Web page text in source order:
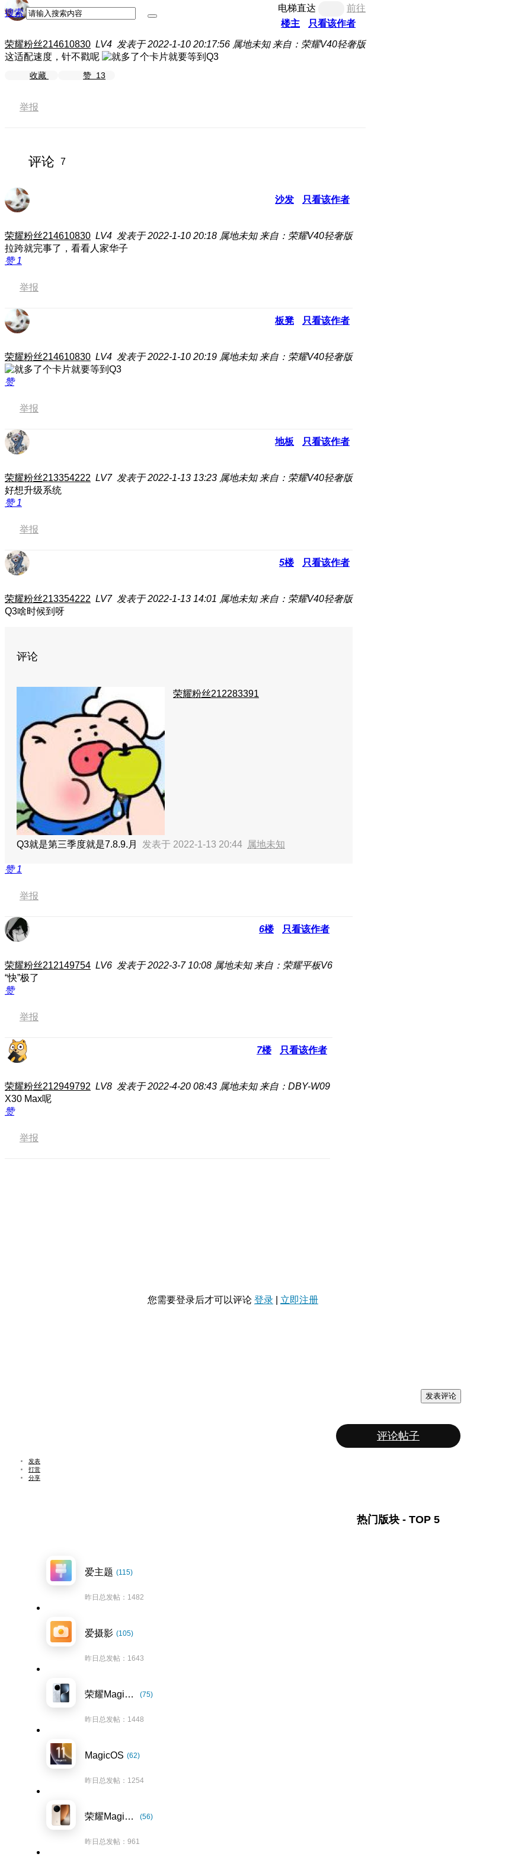
搜索 电梯直达
前往
楼主
只看该作者
荣耀粉丝214610830 LV4 发表于 2022-1-10 20:17:56 属地未知 来自：荣耀V40轻奢版
这适配速度，针不戳呢
收藏 赞 13
举报
评论 7
沙发 只看该作者
荣耀粉丝214610830 LV4 发表于 2022-1-10 20:18 属地未知 来自：荣耀V40轻奢版
拉跨就完事了，看看人家华子
赞1
举报
板凳 只看该作者
荣耀粉丝214610830 LV4 发表于 2022-1-10 20:19 属地未知 来自：荣耀V40轻奢版
赞
举报
地板 只看该作者
荣耀粉丝213354222 LV7 发表于 2022-1-13 13:23 属地未知 来自：荣耀V40轻奢版
好想升级系统
赞1
举报
5楼 只看该作者
荣耀粉丝213354222 LV7 发表于 2022-1-13 14:01 属地未知 来自：荣耀V40轻奢版
Q3啥时候到呀
评论
荣耀粉丝212283391
Q3就是第三季度就是7.8.9.月 发表于 2022-1-13 20:44 属地未知
赞1
举报
6楼 只看该作者
荣耀粉丝212149754 LV6 发表于 2022-3-7 10:08 属地未知 来自：荣耀平板V6
“快”极了
赞
举报
7楼 只看该作者
荣耀粉丝212949792 LV8 发表于 2022-4-20 08:43 属地未知 来自：DBY-W09
X30 Max呢
赞
举报
您需要登录后才可以评论 登录 立即注册
发表评论
评论帖子
发表
打赏
分享
热门版块 - TOP 5
爱主题 (115)
昨日总发帖：1482
爱摄影 (105)
昨日总发帖：1643
荣耀Magic7系列 (75)
昨日总发帖：1448
MagicOS (62)
昨日总发帖：1254
荣耀Magic8系列 (56)
昨日总发帖：961